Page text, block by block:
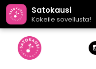
Satokausi
Kokeile sovellusta!